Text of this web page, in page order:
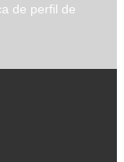
de perfil de